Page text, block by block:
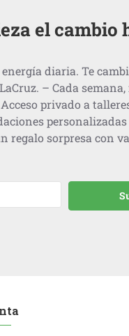
el cambio
diaria. Te
– Cada
privado a
regalo sorpresa con